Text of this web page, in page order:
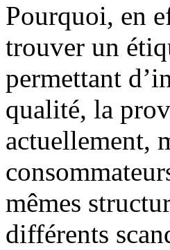
Pourquoi, en
trouver un
permettant
qualité, la
actuellement,
mêmes
différents